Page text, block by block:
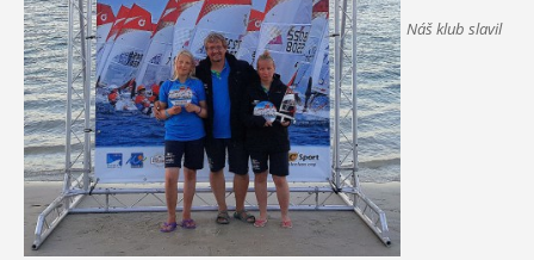
Náš klub slavil